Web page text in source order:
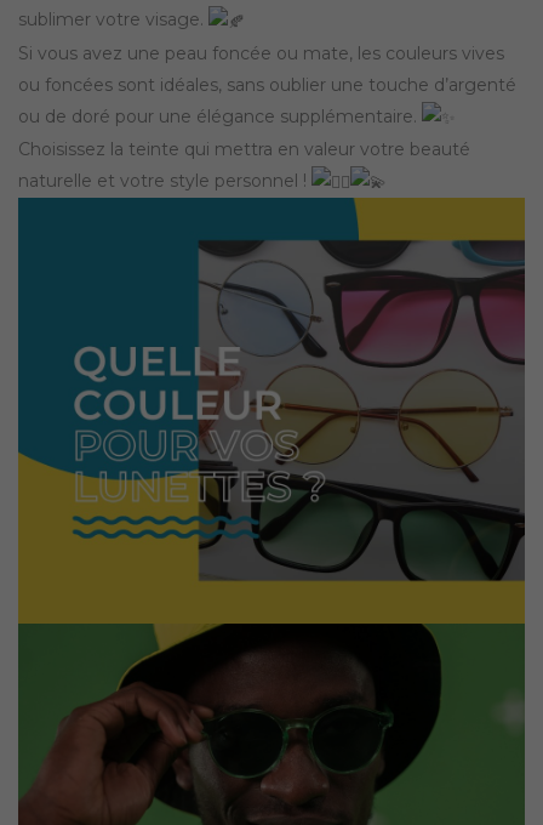
sublimer votre visage.
Si vous avez une peau foncée ou mate, les couleurs vives
ou foncées sont idéales, sans oublier une touche d’argenté
ou de doré pour une élégance supplémentaire.
Choisissez la teinte qui mettra en valeur votre beauté
naturelle et votre style personnel !